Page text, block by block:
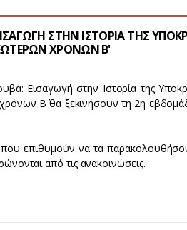
ΣΤΗΝ ΙΣΤΟΡΙΑ ΤΗΣ
ΧΡΟΝΩΝ Β'
Εισαγωγή στην Ιστορία της
Β΄ θα ξεκινήσουν τη 2η
που επιθυμούν να τα
από τις ανακοινώσεις.